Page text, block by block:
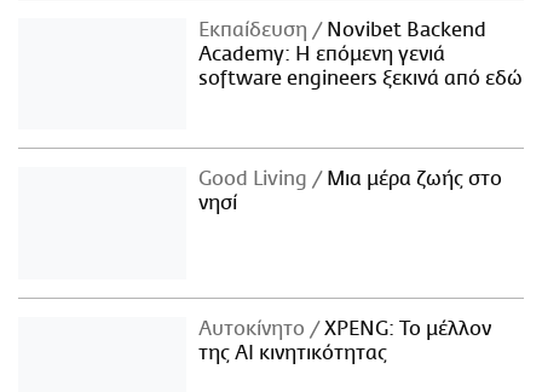
Εκπαίδευση
Novibet Backend
Academy: Η επόμενη γενιά
software engineers ξεκινά από εδώ
Good Living
Μια μέρα ζωής στο
νησί
Αυτοκίνητο
XPENG: Το μέλλον
της AI κινητικότητας